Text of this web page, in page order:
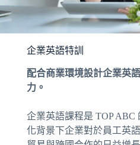
企業英語特訓
配合商業環境設計企業英
力。
企業英語課程是 TOP
化背景下企業對於員工英